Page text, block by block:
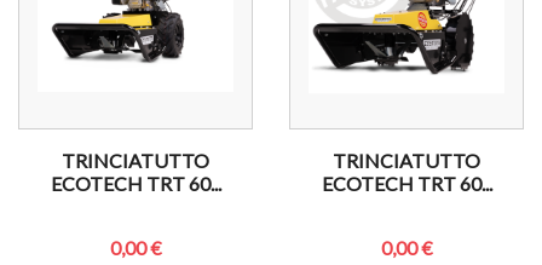
TRINCIATUTTO
ECOTECH TRT 60...
0,00 €
TRINCIATUTTO
ECOTECH TRT 60...
0,00 €